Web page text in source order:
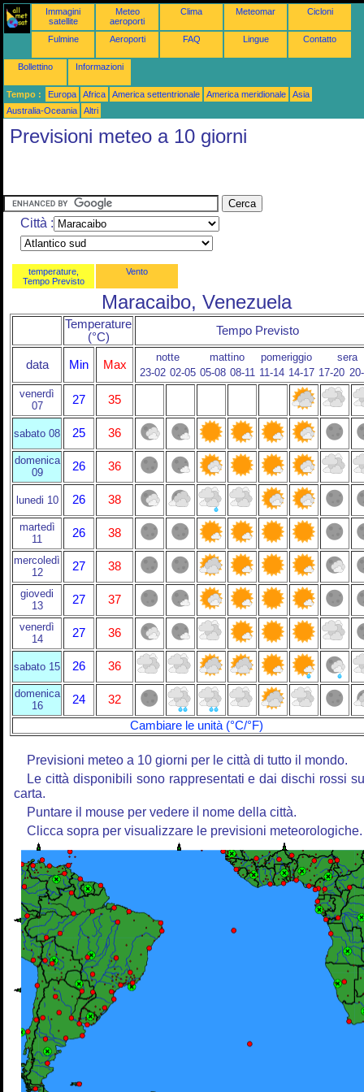
Immagini
satellite
Meteo
aeroporti
Clima Meteomar Cicloni
Fulmine Aeroporti FAQ Lingue Contatto
Bollettino Informazioni
Tempo : Europa Africa America settentrionale America meridionale
Asia
Australia-Oceania
Altri
Previsioni meteo a 10 giorni
Città :
temperature,
Tempo Previsto
Vento
Maracaibo, Venezuela
Temperature
(°C)
Tempo Previsto
data Min Max
notte mattino pomeriggio
sera
23-02 02-05 05-08 08-11 11-14 14-17 17-20
venerdì
07
27 35
sabato 08 25 36
domenica
09
26 36
lunedi 10 26 38
martedì
11
26 38
mercoledì
12
27 38
giovedi
13
27 37
venerdì
14
27 36
sabato 15 26 36
domenica
16
24
32
Cambiare le unità (°C/°F)
Previsioni meteo a 10 giorni per le città di tutto il mondo.
Le città disponibili sono rappresentati e dai dischi rossi
carta.
Puntare il mouse per vedere il nome della città.
Clicca sopra per visualizzare le previsioni meteorologiche.